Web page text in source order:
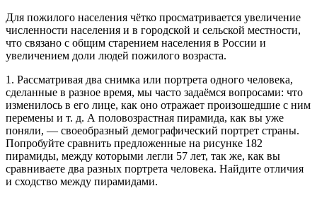
Для пожилого населения чётко просматривается увеличение
численности населения и в городской и сельской местности,
что связано с общим старением населения в России и
увеличением доли людей пожилого возраста.
1. Рассматривая два снимка или портрета одного человека,
сделанные в разное время, мы часто задаёмся вопросами: что
изменилось в его лице, как оно отражает произошедшие с ним
перемены и т. д. А по­ловозрастная пирамида, как вы уже
поняли, — своеобразный де­мографический портрет страны.
Попробуйте сравнить предложенные на рисунке 182
пирамиды, между которыми легли 57 лет, так же, как вы
сравниваете два разных портрета человека. Найдите отличия
и сходство между пирамидами.